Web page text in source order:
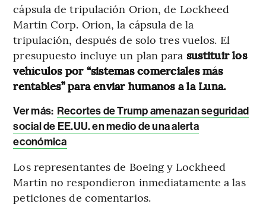
cápsula de tripulación Orion, de Lockheed
Martin Corp. Orion, la cápsula de la
tripulación, después de solo tres vuelos. El
presupuesto incluye un plan para sustituir los
vehículos por “sistemas comerciales más
rentables” para enviar humanos a la Luna.
Ver más: Recortes de Trump amenazan seguridad
social de EE.UU. en medio de una alerta
económica
Los representantes de Boeing y Lockheed
Martin no respondieron inmediatamente a las
peticiones de comentarios.